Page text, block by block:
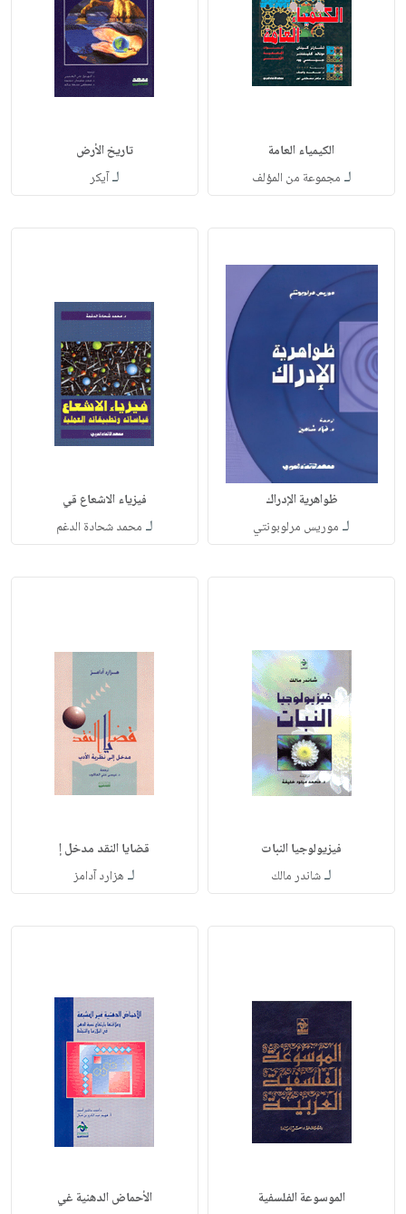
الكيمياء العامة
لـ مجموعة من المؤلف
تاريخ الأرض
لـآيكر
ظواهرية الإدراك
لـ موريس مرلوبونتي
فيزياء الاشعاع قي
لـ محمد شحادة الدغم
فيزيولوجيا النبات
لـشاندر مالك
قضايا النقد مدخل إ
لـ هزارد آدامز
الموسوعة الفلسفية الأحماض الدهنية غي